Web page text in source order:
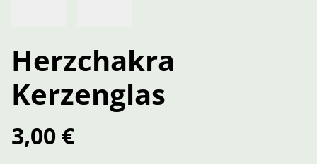
Herzchakra
Kerzenglas
3,00 €